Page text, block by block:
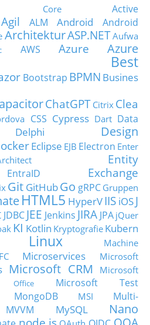
Core
Active
Agil ALM Android
Android
ArchitekturASP.NETAufwa
AWS Azure
Azure
Best
Bootstrap BPMN Busines
ChatGPT Citrix Clea
CSS Cypress Dart Data
Delphi
Design
Eclipse EJB Electron Enter
Entity
EntraID
Exchange
Git GitHubGo gRPC Gruppen
HTML5 HyperVIIS iOSJ
JDBC JEE Jenkins JIRA JPA jQuer
KI Kotlin Kryptografie Kubern
Linux
Machine
Microservices
Microsoft
Microsoft CRM
Microsoft
Office
Microsoft Test
MongoDB MSI
Multi-
MVVM MySQL
Nano